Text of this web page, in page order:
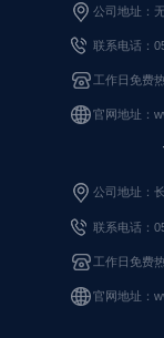
公司地址：
联系电话：
工作日免费
官网地址：
公司地址：
联系电话：
工作日免费
官网地址：